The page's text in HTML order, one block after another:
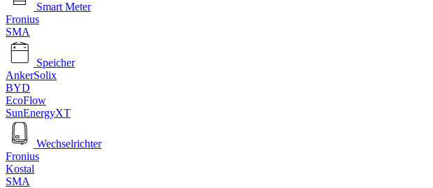
Smart Meter
Fronius
SMA
Speicher
AnkerSolix
BYD
EcoFlow
SunEnergyXT
Wechselrichter
Fronius
Kostal
SMA